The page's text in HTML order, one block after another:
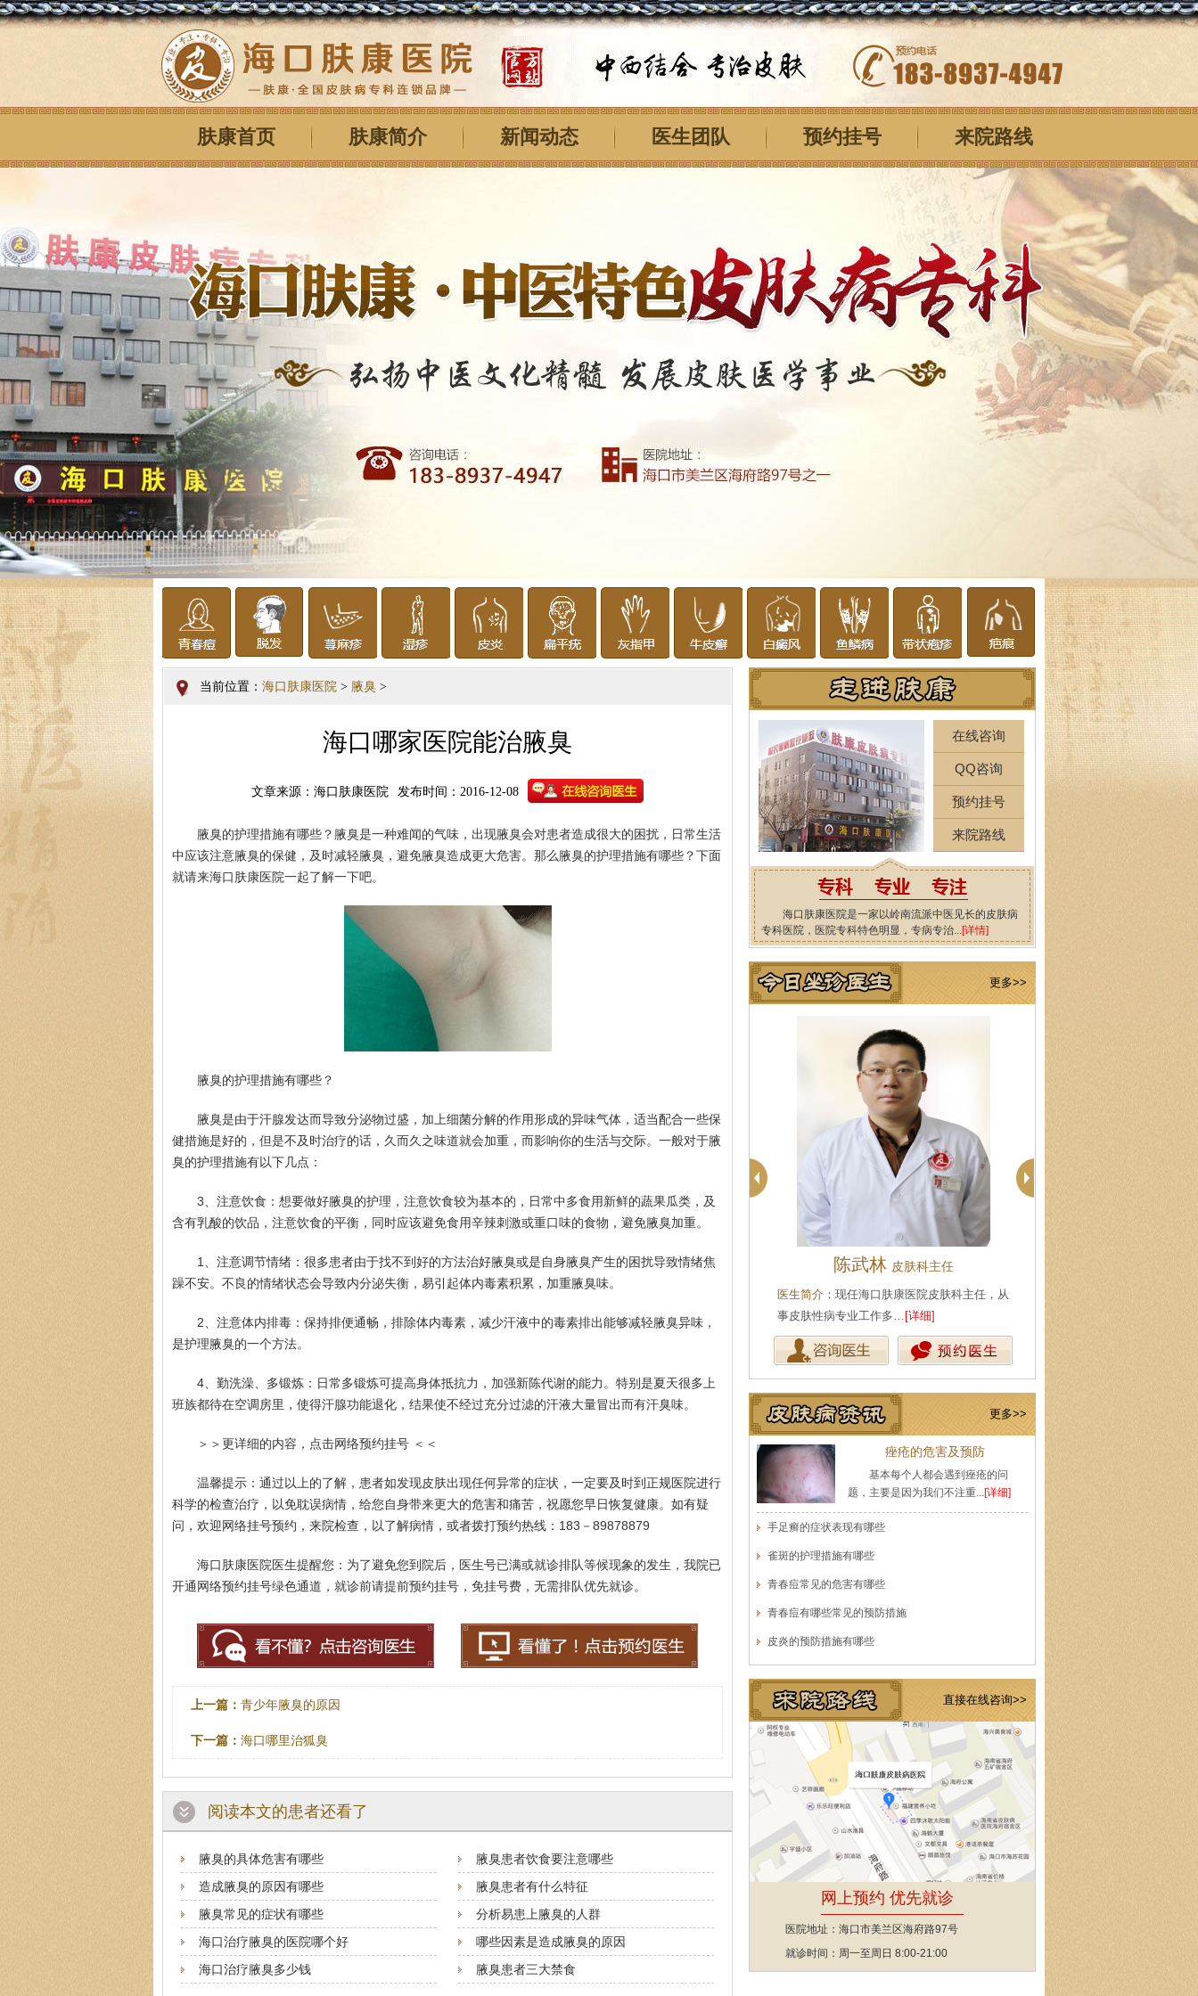
肤康首页 肤康简介 新闻动态 医生团队 预约挂号 来院路线
当前位置： 海口肤康医院 > 腋臭 >
海口哪家医院能治腋臭
文章来源：海口肤康医院 发布时间：2016-12-08
腋臭的护理措施有哪些？腋臭是一种难闻的气味，出现腋臭会对患者造成很大的困扰，日常生活
中应该注意腋臭的保健，及时减轻腋臭，避免腋臭造成更大危害。那么腋臭的护理措施有哪些？下面
就请来海口肤康医院一起了解一下吧。
腋臭的护理措施有哪些？
腋臭是由于汗腺发达而导致分泌物过盛，加上细菌分解的作用形成的异味气体，适当配合一些保
健措施是好的，但是不及时治疗的话，久而久之味道就会加重，而影响你的生活与交际。一般对于腋
臭的护理措施有以下几点：
3、注意饮食：想要做好腋臭的护理，注意饮食较为基本的，日常中多食用新鲜的蔬果瓜类，及
含有乳酸的饮品，注意饮食的平衡，同时应该避免食用辛辣刺激或重口味的食物，避免腋臭加重。
1、注意调节情绪：很多患者由于找不到好的方法治好腋臭或是自身腋臭产生的困扰导致情绪焦
躁不安。不良的情绪状态会导致内分泌失衡，易引起体内毒素积累，加重腋臭味。
2、注意体内排毒：保持排便通畅，排除体内毒素，减少汗液中的毒素排出能够减轻腋臭异味，
是护理腋臭的一个方法。
4、勤洗澡、多锻炼：日常多锻炼可提高身体抵抗力，加强新陈代谢的能力。特别是夏天很多上
班族都待在空调房里，使得汗腺功能退化，结果使不经过充分过滤的汗液大量冒出而有汗臭味。
＞＞更详细的内容，点击网络预约挂号 ＜＜
温馨提示：通过以上的了解，患者如发现皮肤出现任何异常的症状，一定要及时到正规医院进行
科学的检查治疗，以免耽误病情，给您自身带来更大的危害和痛苦，祝愿您早日恢复健康。如有疑
问，欢迎网络挂号预约，来院检查，以了解病情，或者拨打预约热线：183－89878879
海口肤康医院医生提醒您：为了避免您到院后，医生号已满或就诊排队等候现象的发生，我院已
开通网络预约挂号绿色通道，就诊前请提前预约挂号，免挂号费，无需排队优先就诊。
上一篇： 青少年腋臭的原因
下一篇： 海口哪里治狐臭
阅读本文的患者还看了
腋臭的具体危害有哪些
腋臭患者饮食要注意哪些
造成腋臭的原因有哪些
腋臭患者有什么特征
腋臭常见的症状有哪些
分析易患上腋臭的人群
海口治疗腋臭的医院哪个好
哪些因素是造成腋臭的原因
海口治疗腋臭多少钱
腋臭患者三大禁食
在线咨询
QQ咨询
预约挂号
来院路线
海口肤康医院是一家以岭南流派中医见长的皮肤病
专科医院，医院专科特色明显，专病专治...[详情]
更多>>
王珍 会诊专家
医师，副教授。从事皮…[详细]
陈武林 皮肤科主任
医生简介 ：现任海口肤康医院皮肤科主任，从
事皮肤性病专业工作多… [详细]
更多>>
痤疮的危害及预防
基本每个人都会遇到痤疮的问
题，主要是因为我们不注重...[详细]
手足癣的症状表现有哪些
雀斑的护理措施有哪些
青春痘常见的危害有哪些
青春痘有哪些常见的预防措施
皮炎的预防措施有哪些
直接在线咨询>>
网上预约 优先就诊
医院地址：海口市美兰区海府路97号
就诊时间：周一至周日 8:00-21:00